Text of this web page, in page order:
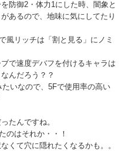
防御2・体力1にした時、闇象と
あるので、地味に気にしてたり
風リッチは「割と見る」にノミ
で速度デバフを付けるキャラは
んだろう？？
いなので、5Fで使用率の高い
たんですね。
のはそれか・・！
くて穴に隠れたくなるかも。。